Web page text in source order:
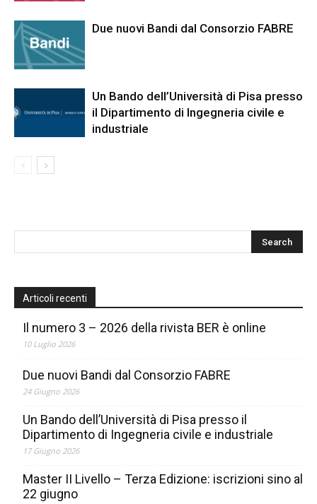
Due nuovi Bandi dal Consorzio FABRE
Un Bando dell’Università di Pisa presso
il Dipartimento di Ingegneria civile e
industriale
Articoli recenti
Il numero 3 – 2026 della rivista BER è online
10 Luglio 2026
Due nuovi Bandi dal Consorzio FABRE
24 Giugno 2026
Un Bando dell’Università di Pisa presso il
Dipartimento di Ingegneria civile e industriale
17 Giugno 2026
Master II Livello – Terza Edizione: iscrizioni sino al
22 giugno